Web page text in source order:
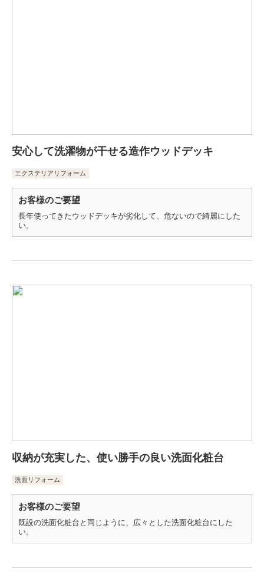
安心して洗濯物が干せる造作ウッドデッキ
エクステリアリフォーム
お客様のご要望
長年使ってきたウッドデッキが劣化して、危ないので綺麗にした
い。
収納が充実した、使い勝手の良い洗面化粧台
洗面リフォーム
お客様のご要望
既設の洗面化粧台と同じように、広々とした洗面化粧台にした
い。